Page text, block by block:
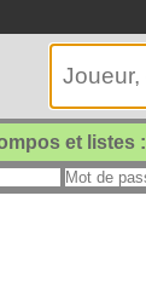
et listes :